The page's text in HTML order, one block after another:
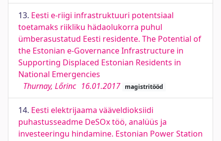
13. Eesti e-riigi infrastruktuuri potentsiaal
toetamaks riikliku hädaolukorra puhul
ümberasustatud Eesti residente. The Potential of
the Estonian e-Governance Infrastructure in
Supporting Displaced Estonian Residents in
National Emergencies
Thurnay, Lőrinc 16.01.2017 magistritööd
14. Eesti elektrijaama vääveldioksiidi
puhastusseadme DeSOx töö, analüüs ja
investeeringu hindamine. Estonian Power Station